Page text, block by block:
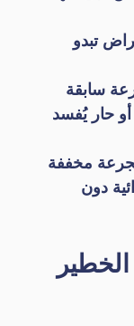
تبدو
سابقة
حار يُفسد
بجرعة مخففة
دون